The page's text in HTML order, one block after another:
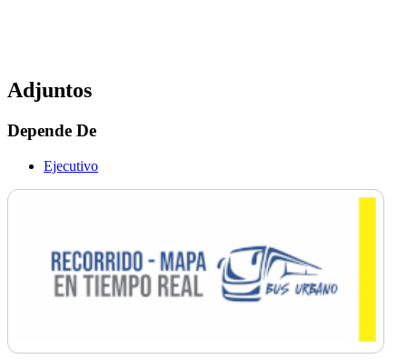
Adjuntos
Depende De
Ejecutivo